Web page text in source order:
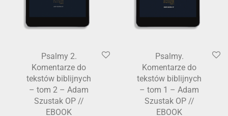
Psalmy 2.
Komentarze do
tekstów biblijnych
– tom 2 – Adam
Szustak OP //
EBOOK
Psalmy.
Komentarze do
tekstów biblijnych
– tom 1 – Adam
Szustak OP //
EBOOK